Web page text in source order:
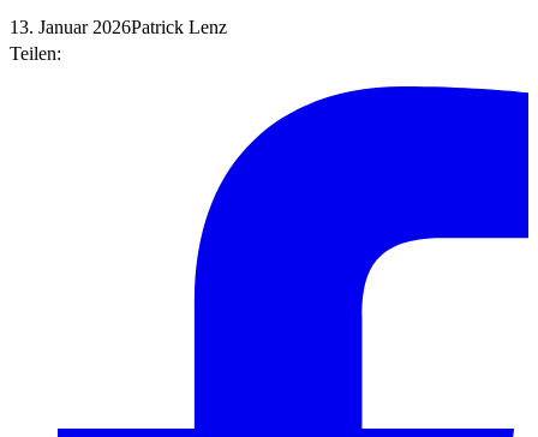
13. Januar 2026Patrick Lenz
Teilen: